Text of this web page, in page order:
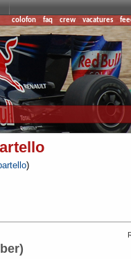
colofon faq crew vacatures
)